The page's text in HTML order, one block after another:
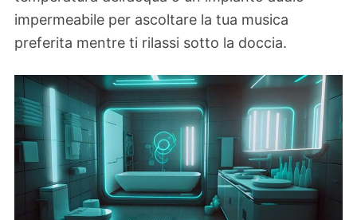
impermeabile per ascoltare la tua musica
preferita mentre ti rilassi sotto la doccia.